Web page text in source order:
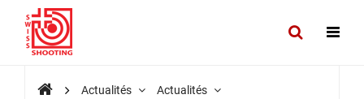
Actualités Actualités